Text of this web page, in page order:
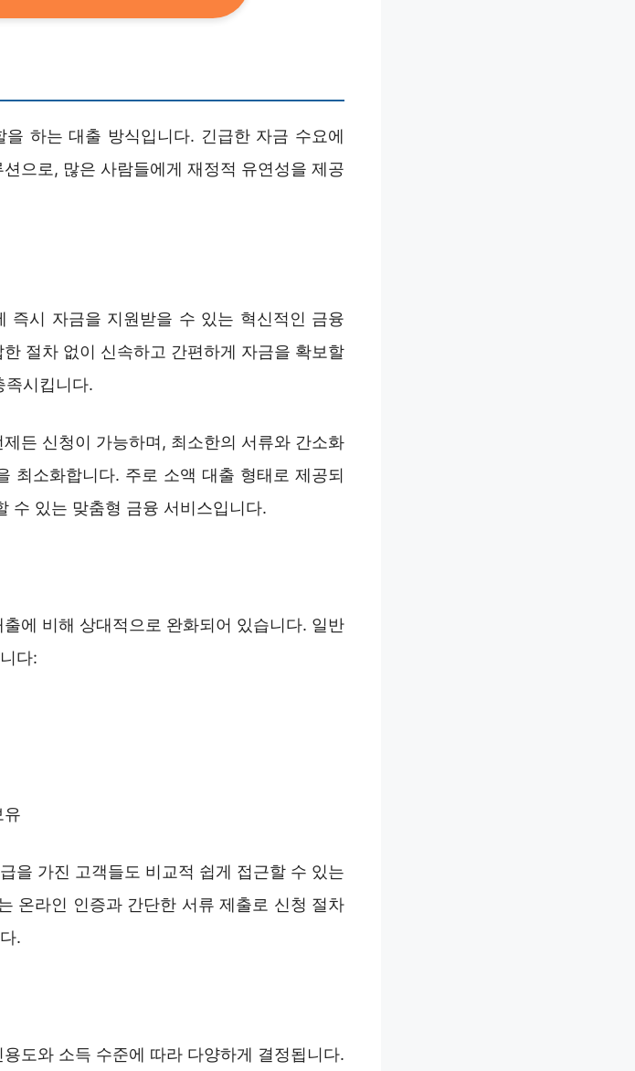
하는 대출 방식입니다. 긴급한 자금 수요에
으로, 많은 사람들에게 재정적 유연성을 제공
즉시 자금을 지원받을 수 있는 혁신적인 금융
절차 없이 신속하고 간편하게 자금을 확보할
족시킵니다.
든 신청이 가능하며, 최소한의 서류와 간소화
최소화합니다. 주로 소액 대출 형태로 제공되
수 있는 맞춤형 금융 서비스입니다.
에 비해 상대적으로 완화되어 있습니다. 일반
다:
유
을 가진 고객들도 비교적 쉽게 접근할 수 있는
온라인 인증과 간단한 서류 제출로 신청 절차
.
도와 소득 수준에 따라 다양하게 결정됩니다.